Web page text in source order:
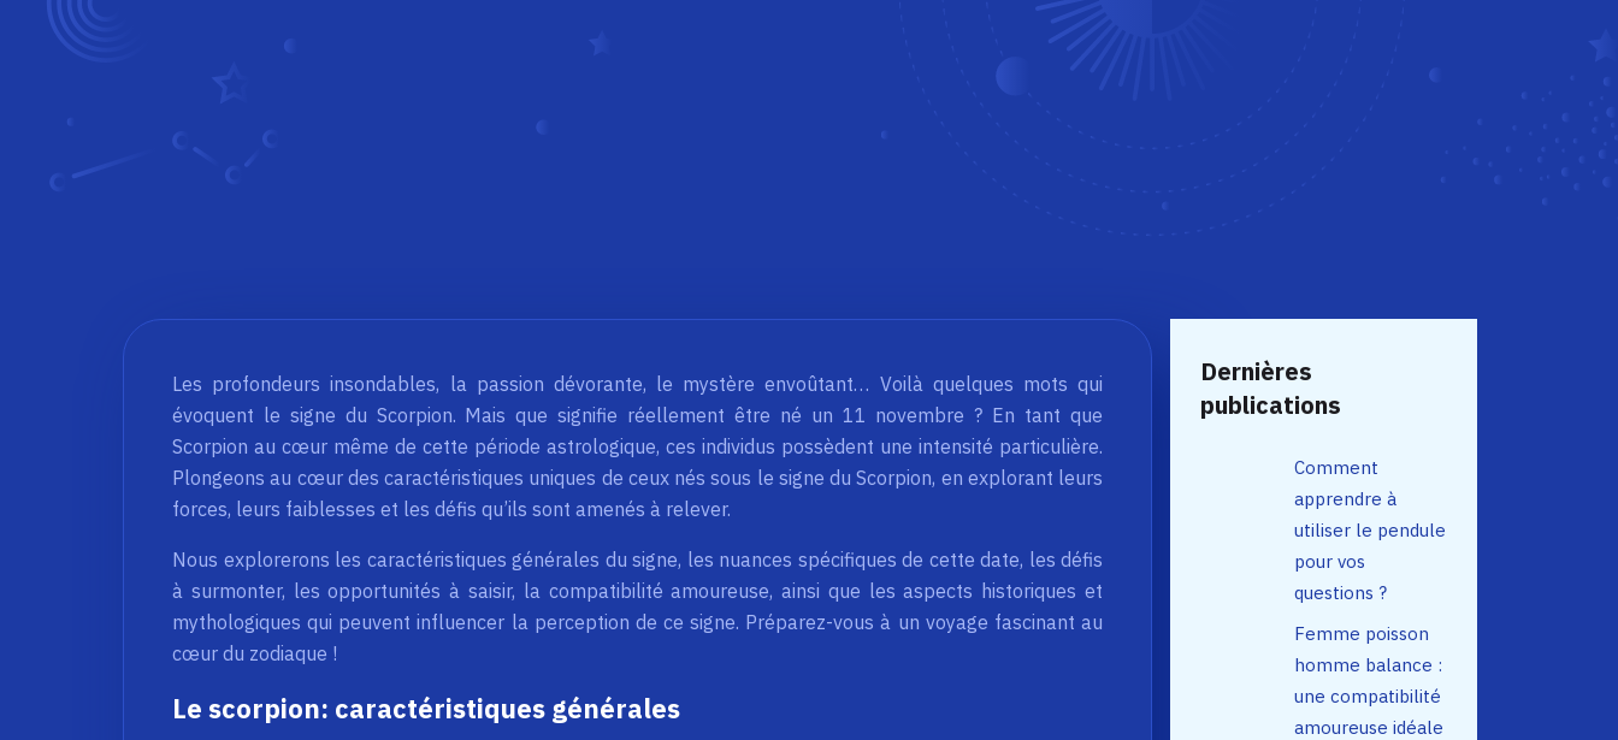
Les profondeurs insondables, la passion dévorante, le mystère envoûtant… Voilà quelques mots qui
évoquent le signe du Scorpion. Mais que signifie réellement être né un 11 novembre ? En tant que
Scorpion au cœur même de cette période astrologique, ces individus possèdent une intensité particulière.
Plongeons au cœur des caractéristiques uniques de ceux nés sous le signe du Scorpion, en explorant leurs
forces, leurs faiblesses et les défis qu’ils sont amenés à relever.
Nous explorerons les caractéristiques générales du signe, les nuances spécifiques de cette date, les défis
à surmonter, les opportunités à saisir, la compatibilité amoureuse, ainsi que les aspects historiques et
mythologiques qui peuvent influencer la perception de ce signe. Préparez-vous à un voyage fascinant au
cœur du zodiaque !
Le scorpion: caractéristiques générales
Dernières
publications
Comment
apprendre à
utiliser le pendule
pour vos
questions ?
Femme poisson
homme balance :
une compatibilité
amoureuse idéale